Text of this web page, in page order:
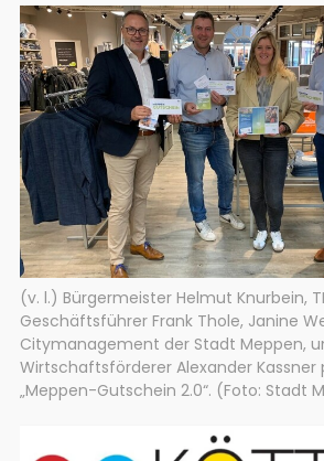
(v. l.) Bürgermeister Helmut Knurbein,
Geschäftsführer Frank Thole, Janine
Citymanagement der Stadt Meppen,
Wirtschaftsförderer Alexander Kassner
„Meppen-Gutschein 2.0“. (Foto: Stadt